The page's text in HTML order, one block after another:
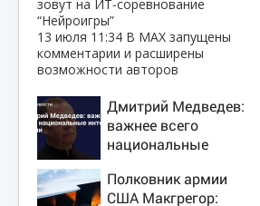
зовут на ИТ‑соревнование
“Нейроигры”
13 июля 11:34 В МАХ запущены
комментарии и расширены
возможности авторов
Дмитрий Медведев:
важнее всего
национальные
Полковник армии
США Макгрегор: